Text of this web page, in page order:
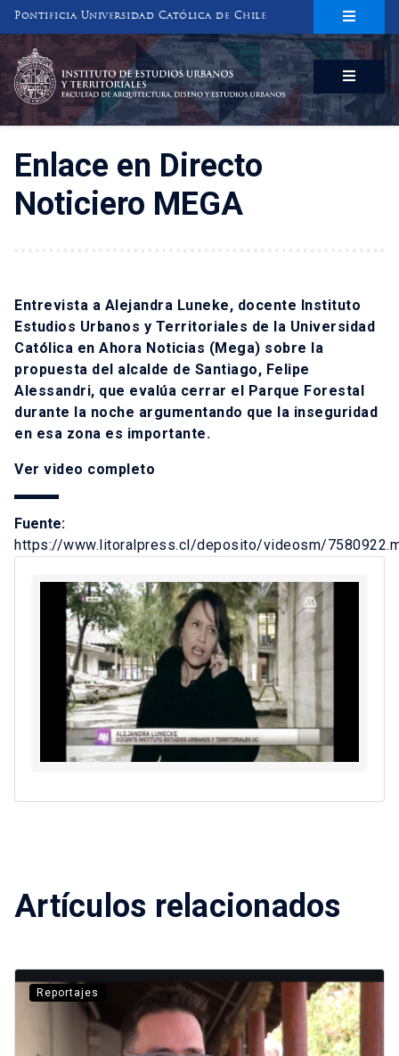
Pontificia Universidad Católica de Chile
INSTITUTO DE ESTUDIOS URBANOS
Y TERRITORIALES
FACULTAD DE ARQUITECTURA, DISEÑO Y ESTUDIOS URBANOS
Enlace en Directo
Noticiero MEGA
Entrevista a Alejandra Luneke, docente Instituto
Estudios Urbanos y Territoriales de la Universidad
Católica en Ahora Noticias (Mega) sobre la
propuesta del alcalde de Santiago, Felipe
Alessandri, que evalúa cerrar el Parque Forestal
durante la noche argumentando que la inseguridad
en esa zona es importante.
Ver video completo
Fuente:
https://www.litoralpress.cl/deposito/videosm/
Artículos relacionados
Reportajes